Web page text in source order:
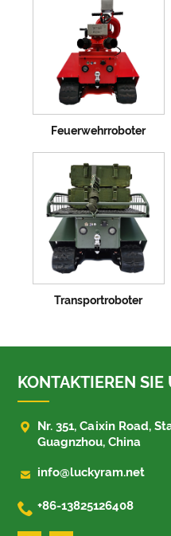
Feuerwehrroboter
Transportroboter
KONTAKTIEREN SIE

Nr. 351, Caixin Road,
Guagnzhou, China
 info@luckyram.net
 +86-13825126408